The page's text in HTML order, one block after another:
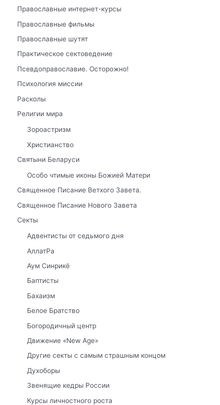
Православные интернет-курсы
Православные фильмы
Православные шутят
Практическое сектоведение
Псевдоправославие. Осторожно!
Психология миссии
Расколы
Религии мира
Зороастризм
Христианство
Святыни Беларуси
Особо чтимые иконы Божией Матери
Священное Писание Ветхого Завета.
Священное Писание Нового Завета
Секты
Адвентисты от седьмого дня
АллатРа
Аум Синрикё
Баптисты
Бахаизм
Белое Братство
Богородичный центр
Движение «New Age»
Другие секты с самым страшным концом
Духоборы
Звенящие кедры России
Курсы личностного роста